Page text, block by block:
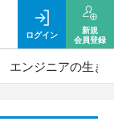
ログイン
新規
会員登録
エンジニアの生き